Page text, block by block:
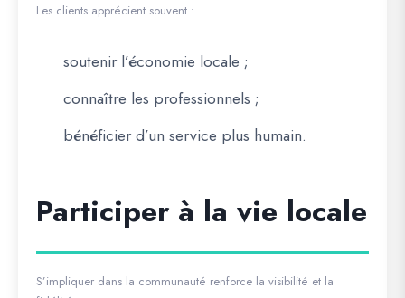
Les clients apprécient souvent :
soutenir l’économie locale ;
connaître les professionnels ;
bénéficier d’un service plus humain.
Participer à la vie locale
S’impliquer dans la communauté renforce la visibilité et la